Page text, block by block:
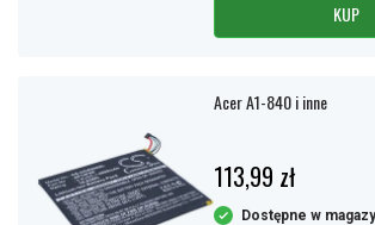
KUP
Acer A1-840 i inne
113,99 zł
Dostępne w